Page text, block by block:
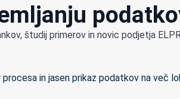
študij primerov in novic podjetja